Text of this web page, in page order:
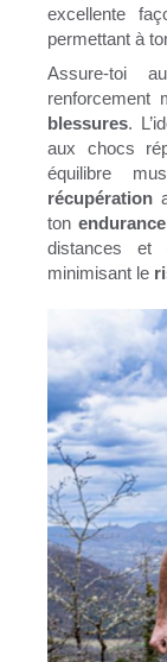
excellente
permettant à
Assure-toi
renforcement
blessures.
aux chocs
équilibre
récupération
ton endurance
distances et
minimisant le